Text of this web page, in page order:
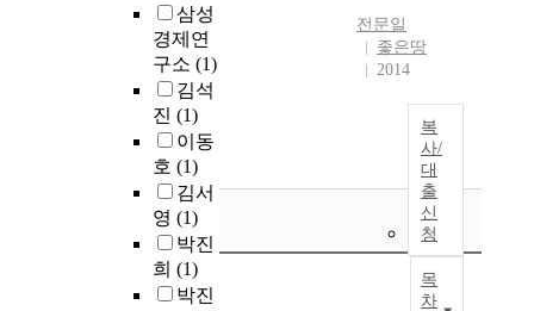
삼성
경제연
구소 (1)
김석
진 (1)
이동
호 (1)
김서
영 (1)
박진
희 (1)
박진
전문일
좋은땅
2014
복
사/
대
출
신
청
목
차